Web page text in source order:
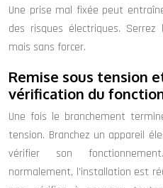
Une prise mal fixée peut
des risques électriques.
mais sans forcer.
Remise sous tension
vérification du
Une fois le branchement
tension. Branchez un appareil
vérifier son
normalement, l’installation est